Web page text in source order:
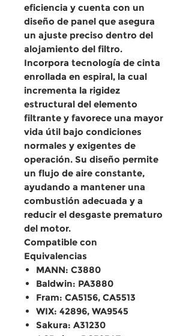
eficiencia y cuenta con un
diseño de panel que asegura
un ajuste preciso dentro del
alojamiento del filtro.
Incorpora tecnología de cinta
enrollada en espiral, la cual
incrementa la rigidez
estructural del elemento
filtrante y favorece una mayor
vida útil bajo condiciones
normales y exigentes de
operación. Su diseño permite
un flujo de aire constante,
ayudando a mantener una
combustión adecuada y a
reducir el desgaste prematuro
del motor.
Compatible con
Equivalencias
MANN: C3880
Baldwin: PA3880
Fram: CA5156, CA5513
WIX: 42896, WA9545
Sakura: A31230